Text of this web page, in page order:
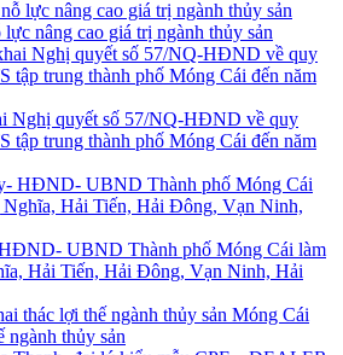
nâng cao giá trị ngành thủy sản
Nghị quyết số 57/NQ-HĐND về quy
tập trung thành phố Móng Cái đến năm
UBND Thành phố Móng Cái làm
Hải Tiến, Hải Đông, Vạn Ninh, Hải
Móng Cái
ngành thủy sản